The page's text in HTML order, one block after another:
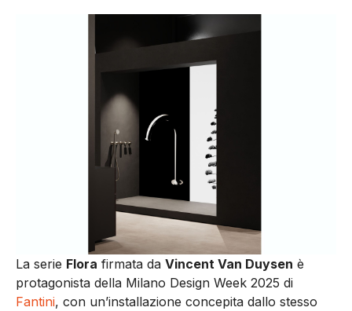
La serie Flora firmata da Vincent Van Duysen è
protagonista della Milano Design Week 2025 di
Fantini, con un’installazione concepita dallo stesso